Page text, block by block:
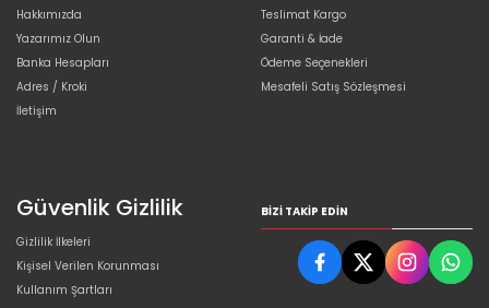
Hakkımızda
Yazarımız Olun
Banka Hesapları
Adres / Kroki
İletişim
Teslimat Kargo
Garanti & İade
Ödeme Seçenekleri
Mesafeli Satış Sözleşmesi
Güvenlik Gizlilik
Gizlilik İlkeleri
Kişisel Verilen Korunması
Kullanım Şartları
BIZI TAKIP EDIN